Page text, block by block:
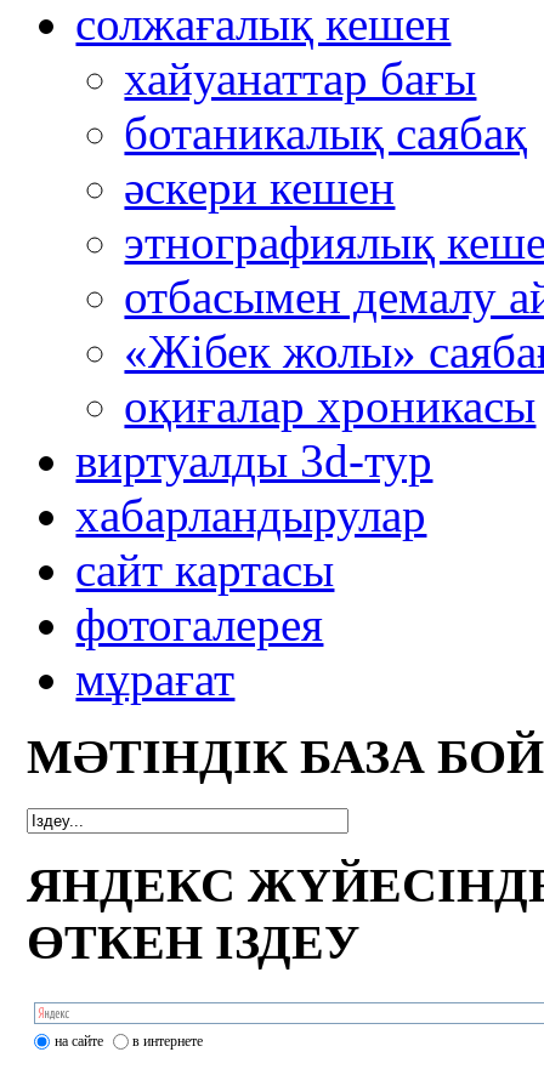
солжағалық кешен
хайуанаттар бағы
ботаникалық саябақ
әскери кешен
этнографиялық
отбасымен демалу
«Жібек жолы»
оқиғалар хроникасы
виртуалды 3d-тур
xабарландырулар
сайт картасы
фотогалерея
мұрағат
МӘТІНДІК БАЗА
ЯНДЕКС
ӨТКЕН ІЗДЕУ
на сайте в интернете